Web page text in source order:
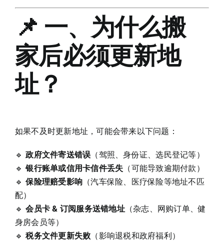
📌 一、为什么搬
家后必须更新地
址？
如果不及时更新地址，可能会带来以下问题：
🔹政府文件寄送错误 （驾照、身份证、选民登记等）
🔹银行账单或信用卡信件丢失 （可能导致逾期付款）
🔹保险理赔受影响 （汽车保险、医疗保险等地址不匹
配）
🔹会员卡 & 订阅服务送错地址（杂志、网购订单、健
身房会员等）
🔹税务文件更新失败 （影响退税和政府福利）